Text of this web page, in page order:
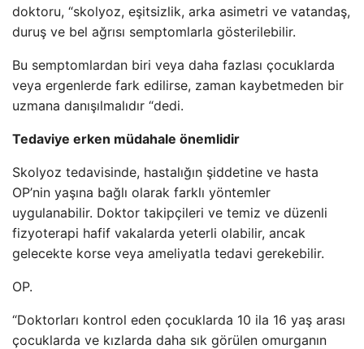
doktoru, “skolyoz, eşitsizlik, arka asimetri ve vatandaş,
duruş ve bel ağrısı semptomlarla gösterilebilir.
Bu semptomlardan biri veya daha fazlası çocuklarda
veya ergenlerde fark edilirse, zaman kaybetmeden bir
uzmana danışılmalıdır “dedi.
Tedaviye erken müdahale önemlidir
Skolyoz tedavisinde, hastalığın şiddetine ve hasta
OP’nin yaşına bağlı olarak farklı yöntemler
uygulanabilir. Doktor takipçileri ve temiz ve düzenli
fizyoterapi hafif vakalarda yeterli olabilir, ancak
gelecekte korse veya ameliyatla tedavi gerekebilir.
OP.
“Doktorları kontrol eden çocuklarda 10 ila 16 yaş arası
çocuklarda ve kızlarda daha sık görülen omurganın